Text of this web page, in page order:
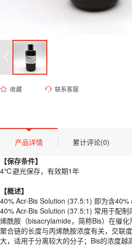
收藏 联系客服
产品描述
【保存条件】
4℃避光保存，有效期1年
【概述】
40% Acr-Bis Solution (37.5:1) 常用于配
聚合链的长度与丙烯酰胺浓度有关，交联
【注意事项】
1.本产品对人体有毒，操作时请特别小心
2. 为了您的安全与健康，请穿实验服并戴
产品详情
累计评论(0)
【保存条件】
4℃避光保存，有效期1年
【概述】
40% Acr-Bis Solution (37.5:1) 即为含
40% Acr-Bis Solution (37.5:1) 常用于配
烯酰胺（bisacrylamide，简称Bis）在催
聚合链的长度与丙烯酰胺浓度有关，交联
大，适用于分离较大的分子；Bis的浓度